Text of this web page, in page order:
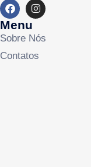
Menu
Sobre Nós
Contatos